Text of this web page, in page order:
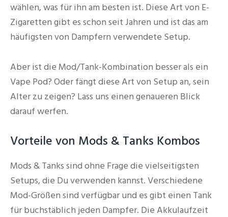
wählen, was für ihn am besten ist. Diese Art von E-
Zigaretten gibt es schon seit Jahren und ist das am
häufigsten von Dampfern verwendete Setup.
Aber ist die Mod/Tank-Kombination besser als ein
Vape Pod? Oder fängt diese Art von Setup an, sein
Alter zu zeigen? Lass uns einen genaueren Blick
darauf werfen.
Vorteile von Mods & Tanks Kombos
Mods & Tanks sind ohne Frage die vielseitigsten
Setups, die Du verwenden kannst. Verschiedene
Mod-Größen sind verfügbar und es gibt einen Tank
für buchstäblich jeden Dampfer. Die Akkulaufzeit